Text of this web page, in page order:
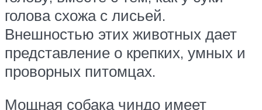
голова схожа с лисьей.
Внешностью этих животных дает
представление о крепких, умных и
проворных питомцах.
Мощная собака чиндо имеет